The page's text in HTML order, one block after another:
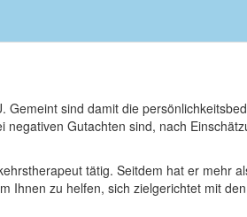
Gemeint sind damit die
Gutachten sind, nach
tätig. Seitdem hat er mehr
Ihnen zu helfen, sich zielgerichtet mit